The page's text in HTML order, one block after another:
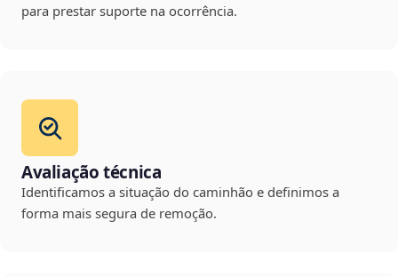
para prestar suporte na ocorrência.
Avaliação técnica
Identificamos a situação do caminhão e definimos a
forma mais segura de remoção.